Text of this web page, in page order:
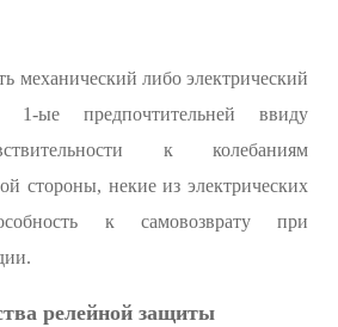
механический либо электрический
1-ые предпочтительней ввиду
к колебаниям
стороны, некие из электрических
к самовозврату при
релейной защиты